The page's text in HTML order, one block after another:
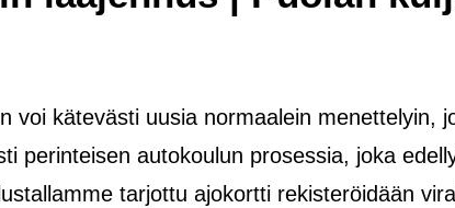
voi kätevästi uusia normaalein menettelyin,
perinteisen autokoulun prosessia, joka
tarjottu ajokortti rekisteröidään